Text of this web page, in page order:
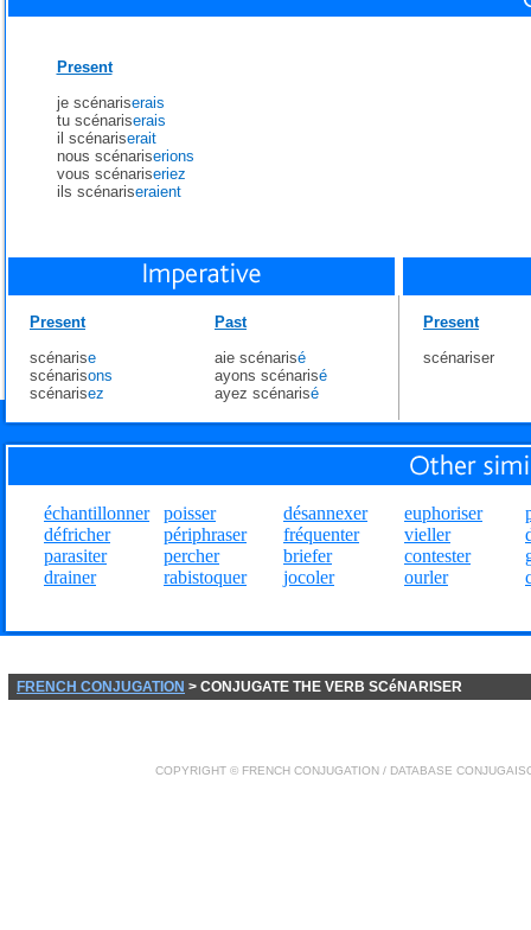
Present
je scénariserais
tu scénariserais
il scénariserait
nous scénariserions
vous scénariseriez
ils scénariseraient
Present
scénarise
scénarisons
scénarisez
Past
aie scénarisé
ayons scénarisé
ayez scénarisé
Present
scénariser
échantillonner
défricher
parasiter
drainer
poisser
périphraser
percher
rabistoquer
désannexer
fréquenter
briefer
jocoler
euphoriser
vieller
contester
ourler
FRENCH CONJUGATION > CONJUGATE THE VERB SCéNARISER
COPYRIGHT © FRENCH CONJUGATION / DATABASE